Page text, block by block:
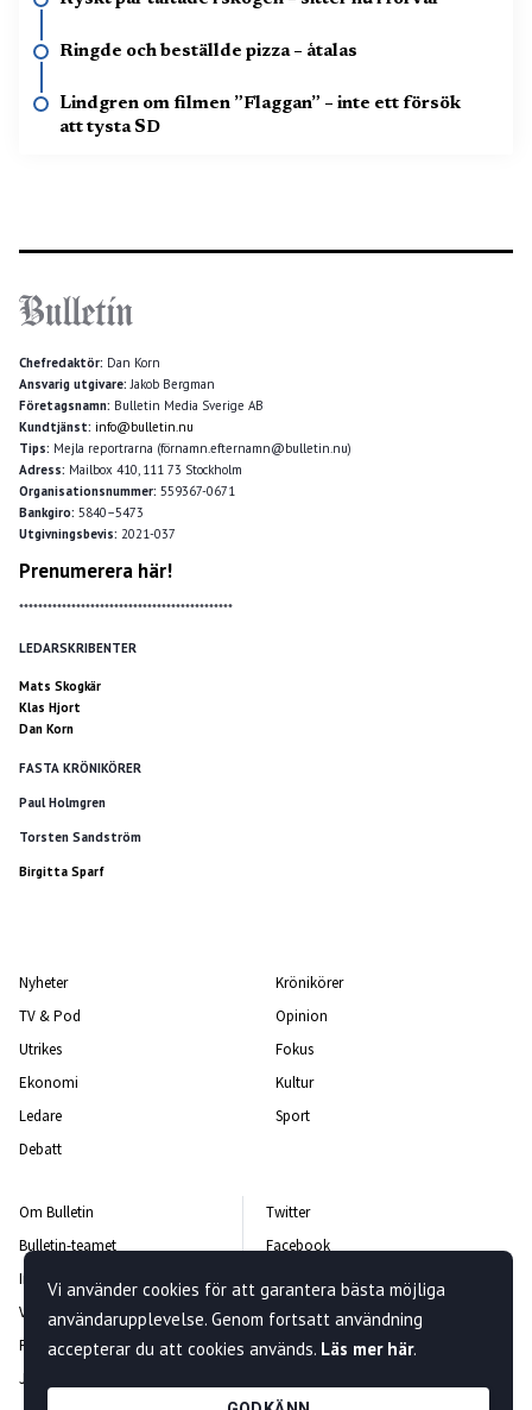
Ringde och beställde pizza – åtalas
Lindgren om filmen ”Flaggan” – inte ett försök
att tysta SD
Chefredaktör: Dan Korn
Ansvarig utgivare: Jakob Bergman
Företagsnamn: Bulletin Media Sverige AB
Kundtjänst: info@bulletin.nu
Tips: Mejla reportrarna (förnamn.efternamn@bulletin.nu)
Adress: Mailbox 410, 111 73 Stockholm
Organisationsnummer: 559367-0671
Bankgiro: 5840–5473
Utgivningsbevis: 2021-037
Prenumerera här!
*********************************************
LEDARSKRIBENTER
Mats Skogkär
Klas Hjort
Dan Korn
FASTA KRÖNIKÖRER
Paul Holmgren
Torsten Sandström
Birgitta Sparf
Nyheter
TV & Pod
Utrikes
Ekonomi
Ledare
Debatt
Krönikörer
Opinion
Fokus
Kultur
Sport
Om Bulletin
Bulletin-teamet
Integritetspolicy
Vanliga frågor och svar
Rättelsepolicy
Jobba hos oss
Twitter
Facebook
Kontakta oss
Nyhetsbrev
Vi använder cookies för att garantera bästa möjliga
användarupplevelse. Genom fortsatt användning
accepterar du att cookies används. Läs mer här.